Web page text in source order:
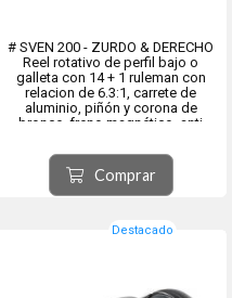
# SVEN 200 - ZURDO & DERECHO
Reel rotativo de perfil bajo o
galleta con 14 + 1 ruleman con
relacion de 6.3:1, carrete de
aluminio, piñón y corona de
bronce, freno magnético, anti
- SVEN 200 L - ZURDO
- SVEN 200 R - DERECHO
Comprar
Destacado